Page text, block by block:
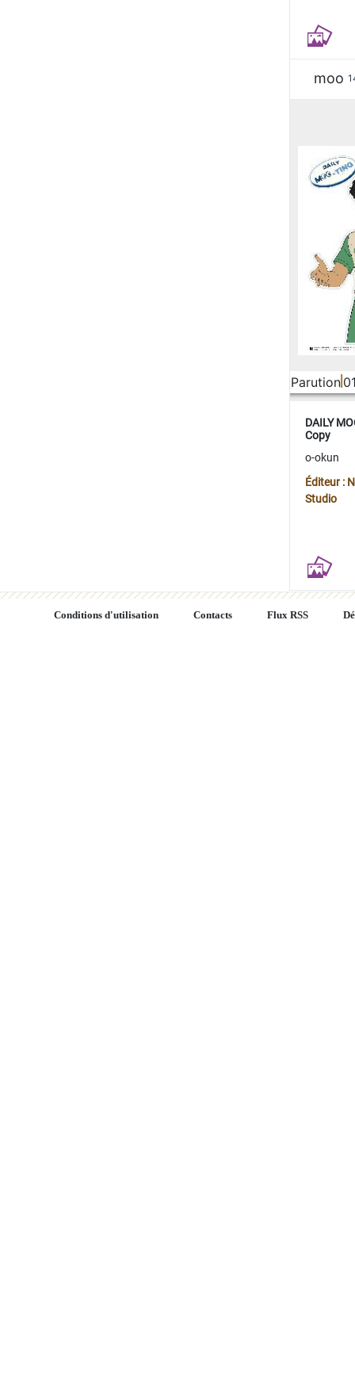
moo
Parution
DAILY
Copy
o-okun
Éditeur :
Studio
Conditions d'utilisation Contacts Flux RSS